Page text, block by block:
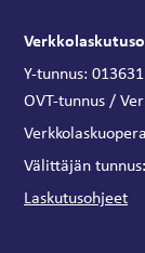
Y-tunnus:
OVT-tunnus /
Välittäjän tunnus:
Laskutusohjeet